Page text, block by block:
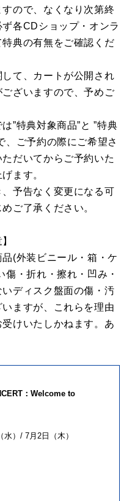
ので、なくなり次第終
各CDショップ・オンラ
典の有無をご確認くだ
して、カートが公開され
ざいますので、予めご
”特典対象商品”と ”特典
、ご予約の際にご希望さ
だいてからご予約いた
ます。
、予告なく変更になる可
ご了承ください。
(外装ビニール・箱・ケ
・折れ・擦れ・凹み・
ディスク盤面の傷・汚
ますが、これらを理由
けいたしかねます。あ
：Welcome to
）/ 7月2日（木）